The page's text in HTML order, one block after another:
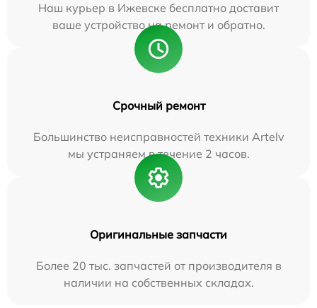
Наш курьер в Ижевске бесплатно доставит
ваше устройство на ремонт и обратно.
Срочный ремонт
Большинство неисправностей техники Artelv
мы устраняем в течение 2 часов.
Оригинальные запчасти
Более 20 тыс. запчастей от производителя в
наличии на собственных складах.